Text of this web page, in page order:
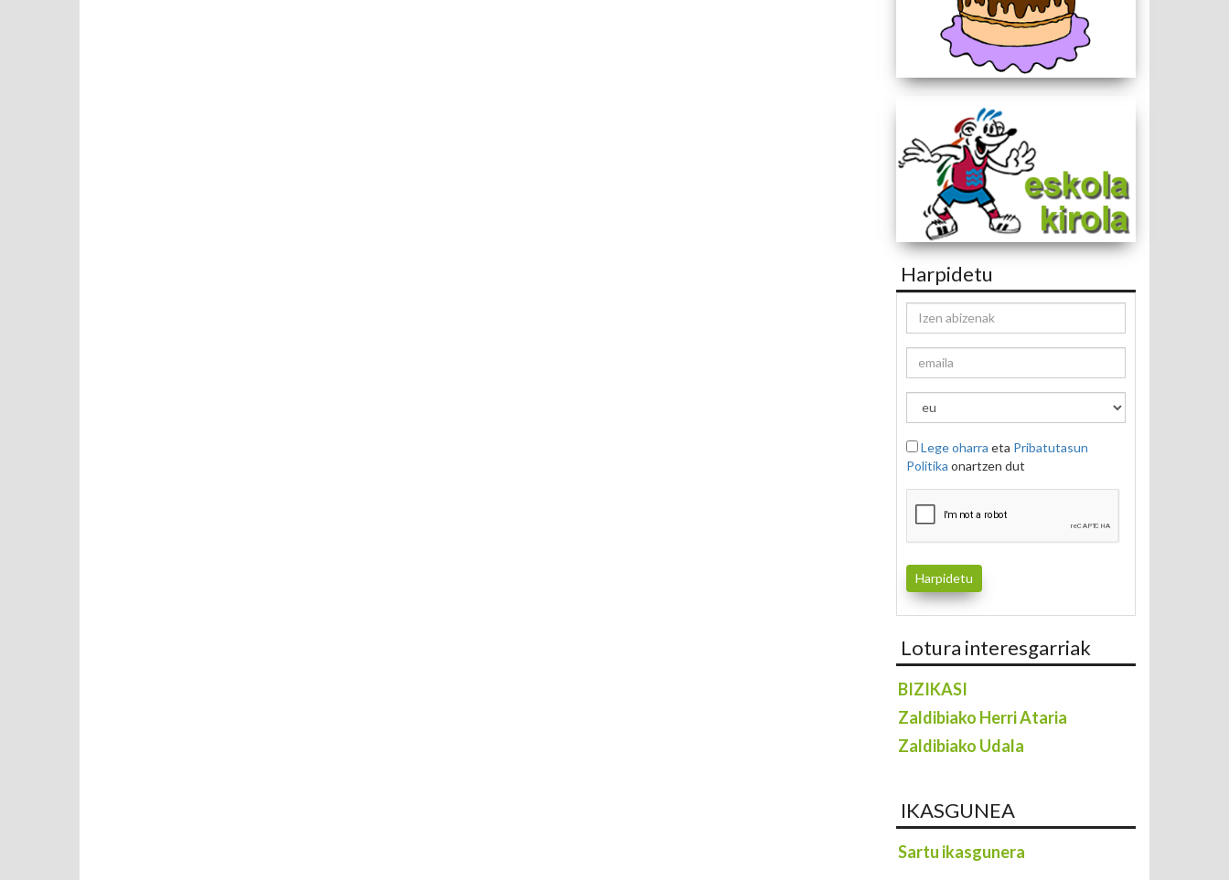
Harpidetu
Lege oharra eta Pribatutasun
Politika onartzen dut
Lotura interesgarriak
BIZIKASI
Zaldibiako Herri Ataria
Zaldibiako Udala
IKASGUNEA
Sartu ikasgunera